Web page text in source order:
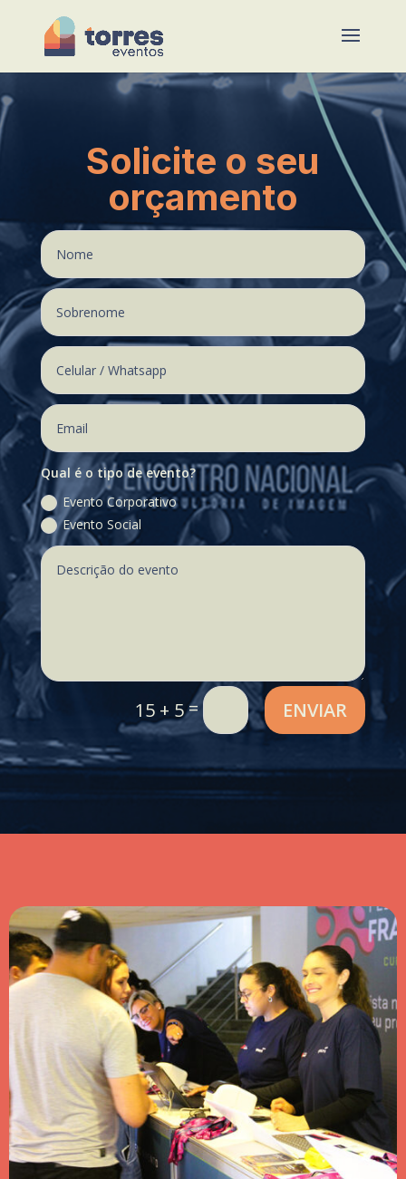
Solicite o seu
orçamento
Qual é o tipo de evento?
Evento Corporativo
Evento Social
15 + 5= ENVIAR